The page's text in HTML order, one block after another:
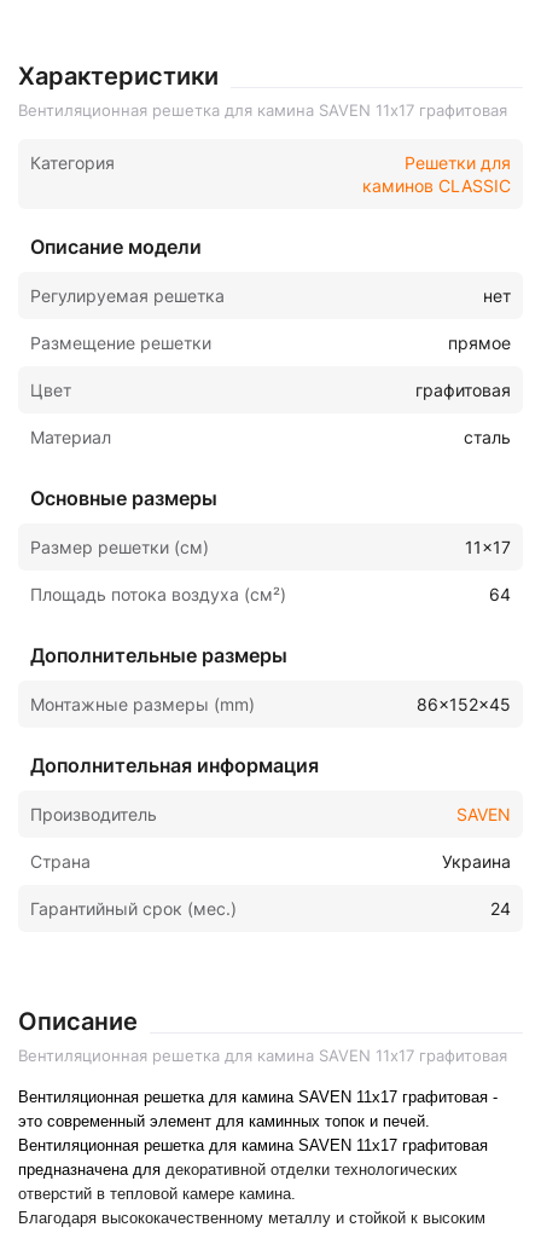
Характеристики
Вентиляционная решетка для камина SAVEN 11х17 графитовая
Категория
Решетки для
каминов CLASSIC
Описание модели
Регулируемая решетка нет
Размещение решетки прямое
Цвет графитовая
Материал сталь
Основные размеры
Размер решетки (см) 11x17
Площадь потока воздуха (см²) 64
Дополнительные размеры
Монтажные размеры (mm) 86x152x45
Дополнительная информация
Производитель SAVEN
Страна Украина
Гарантийный срок (мес.) 24
Описание
Вентиляционная решетка для камина SAVEN 11х17 графитовая
Вентиляционная решетка для камина SAVEN 11х17 графитовая -
это современный элемент для каминных топок и печей.
Вентиляционная решетка для камина SAVEN 11х17 графитовая
предназначена для декоративной отделки технологических
отверстий в тепловой камере камина.
Благодаря высококачественному металлу и стойкой к высоким